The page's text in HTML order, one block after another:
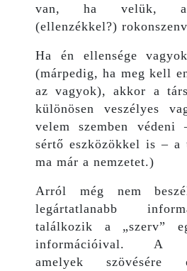
van, ha velük, az
(ellenzékkel?)
Ha én ellensége
(márpedig, ha meg kell
az vagyok), akkor a
különösen veszélyes
velem szemben védeni
sértő eszközökkel is – a
ma már a nemzetet.)
Arról még nem
legártatlanabb
találkozik a „szerv”
információival. A
amelyek szövésére